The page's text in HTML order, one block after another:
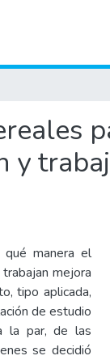
y
manera el
mejora
tipo aplicada,
de estudio
la par, de las
se decidió